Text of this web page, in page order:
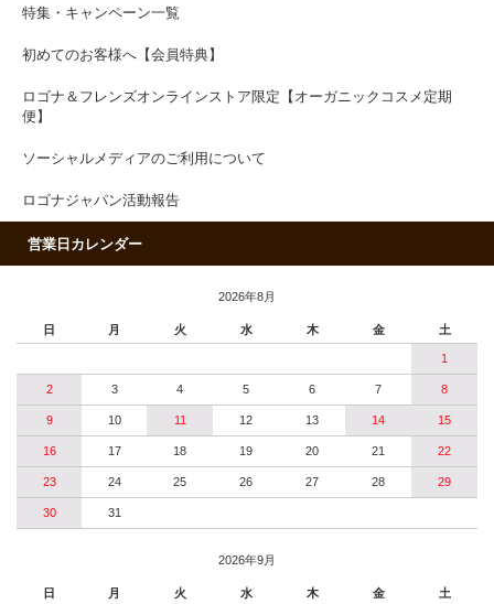
特集・キャンペーン一覧
初めてのお客様へ【会員特典】
ロゴナ＆フレンズオンラインストア限定【オーガニックコスメ定期
便】
ソーシャルメディアのご利用について
ロゴナジャパン活動報告
営業日カレンダー
2026年8月
日 月 火 水 木 金 土
1
2 3 4 5 6 7 8
9 10 11 12 13 14 15
16 17 18 19 20 21 22
23 24 25 26 27 28 29
30 31
2026年9月
日 月 火 水 木 金 土